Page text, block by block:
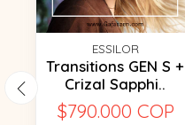
ESSILOR
Transitions GEN S +
Crizal Sapphi..
$790.000 COP